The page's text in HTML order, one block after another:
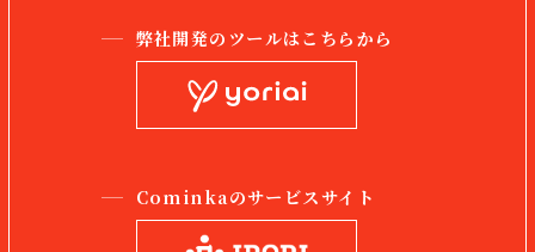
弊社開発のツールはこちらから
Cominkaのサービスサイト